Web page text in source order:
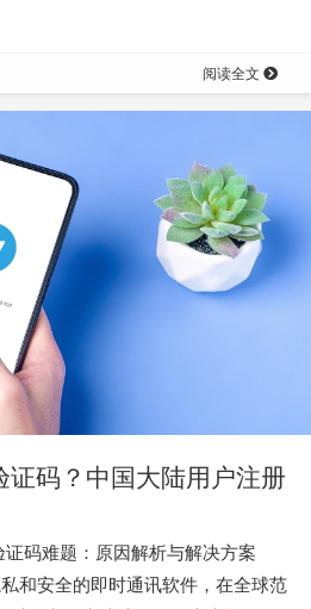
阅读全文
码？中国大陆用户注册
码难题：原因解析与解决方案
和安全的即时通讯软件，在全球范